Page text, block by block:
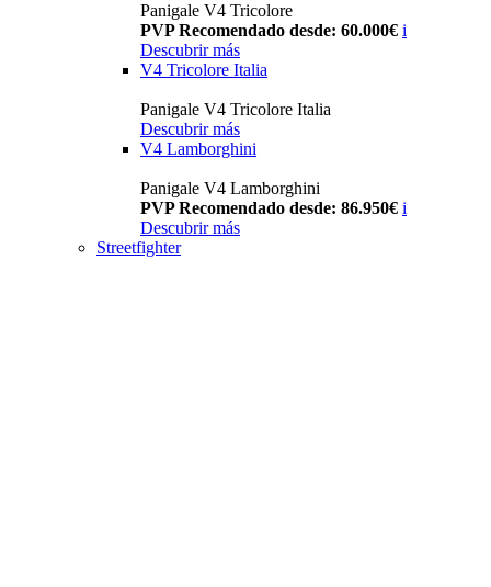
Panigale V4 Tricolore
PVP Recomendado desde: 60.000€ i
Descubrir más
V4 Tricolore Italia
Panigale V4 Tricolore Italia
Descubrir más
V4 Lamborghini
Panigale V4 Lamborghini
PVP Recomendado desde: 86.950€ i
Descubrir más
Streetfighter